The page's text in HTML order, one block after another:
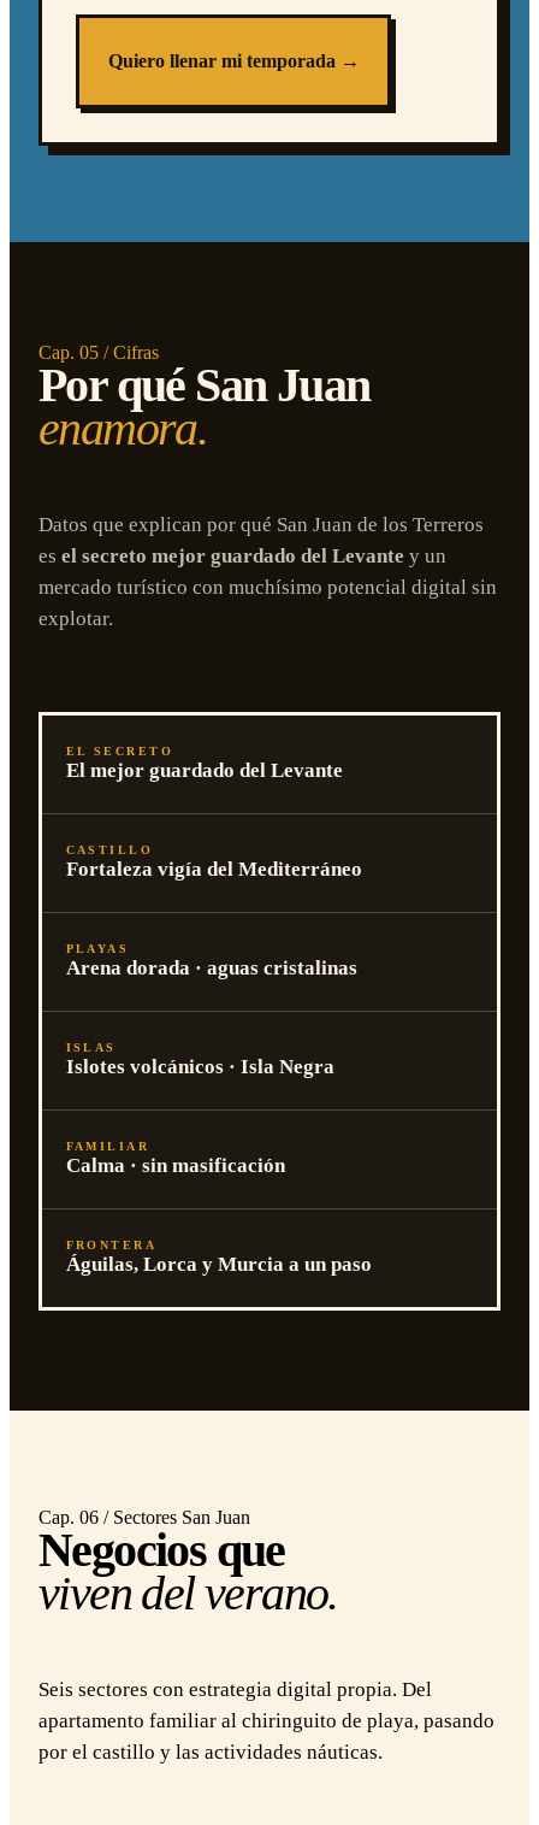
Quiero llenar mi temporada →
Cap. 05 / Cifras
Por qué San Juan
enamora.
Datos que explican por qué San Juan de los Terreros
es el secreto mejor guardado del Levante y un
mercado turístico con muchísimo potencial digital sin
explotar.
EL SECRETO
El mejor guardado del Levante
CASTILLO
Fortaleza vigía del Mediterráneo
PLAYAS
Arena dorada · aguas cristalinas
ISLAS
Islotes volcánicos · Isla Negra
FAMILIAR
Calma · sin masificación
FRONTERA
Águilas, Lorca y Murcia a un paso
Cap. 06 / Sectores San Juan
Negocios que
viven del verano.
Seis sectores con estrategia digital propia. Del
apartamento familiar al chiringuito de playa, pasando
por el castillo y las actividades náuticas.